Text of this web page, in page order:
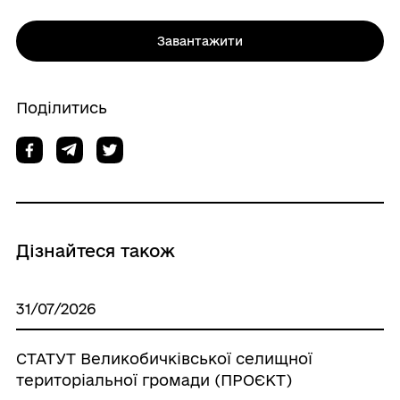
Завантажити
Поділитись
Дізнайтеся також
31/07/2026
СТАТУТ Великобичківської селищної
територіальної громади (ПРОЄКТ)